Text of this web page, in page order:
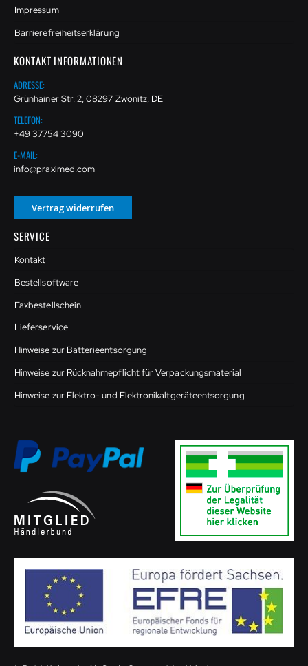
Impressum
Barrierefreiheitserklärung
KONTAKT INFORMATIONEN
ADRESSE:
Grünhainer Str. 2, 08297 Zwönitz, DE
TELEFON:
+49 37754 3090
E-MAIL:
info@praximed.com
Vertrag widerrufen
SERVICE
Kontakt
Bestellsoftware
Faxbestellschein
Lieferservice
Hinweise zur Batterieentsorgung
Hinweise zur Rücknahmepflicht für Verpackungsmaterial
Hinweise zur Elektro- und Elektronikaltgeräteentsorgung